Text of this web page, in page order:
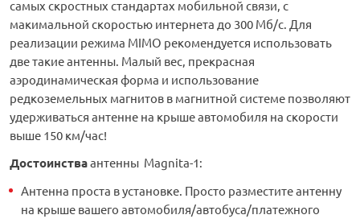
самых скростных стандартах мобильной связи, с
макимальной скоростью интернета до 300 Мб/с. Для
реализации режима MIMO рекомендуется использовать
две такие антенны. Малый вес, прекрасная
аэродинамическая форма и использование
редкоземельных магнитов в магнитной системе позволяют
удерживаться антенне на крыше автомобиля на скорости
выше 150 км/час!
Достоинстваантенны Magnita-1:
Антенна проста в установке. Просто разместите антенну
на крыше вашего автомобиля/автобуса/платежного